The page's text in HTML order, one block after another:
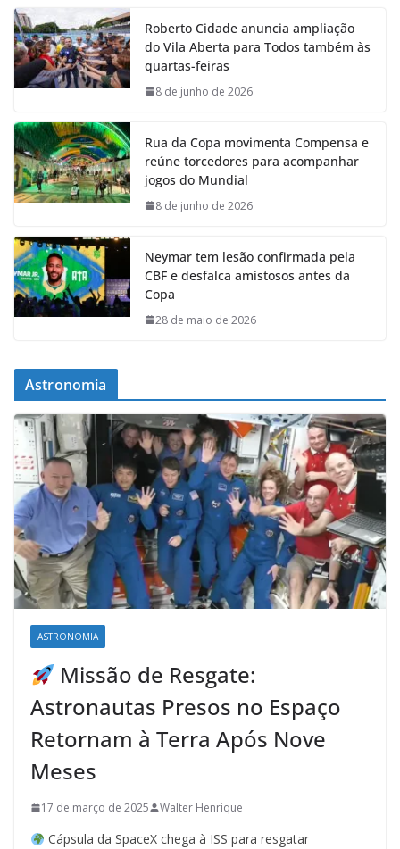
Roberto Cidade anuncia ampliação
do Vila Aberta para Todos também às
quartas-feiras
8 de junho de 2026
Rua da Copa movimenta Compensa e
reúne torcedores para acompanhar
jogos do Mundial
8 de junho de 2026
Neymar tem lesão confirmada pela
CBF e desfalca amistosos antes da
Copa
28 de maio de 2026
Astronomia
ASTRONOMIA
Missão de Resgate:
Astronautas Presos no Espaço
Retornam à Terra Após Nove
Meses
17 de março de 2025 Walter Henrique
Cápsula da SpaceX chega à ISS para resgatar